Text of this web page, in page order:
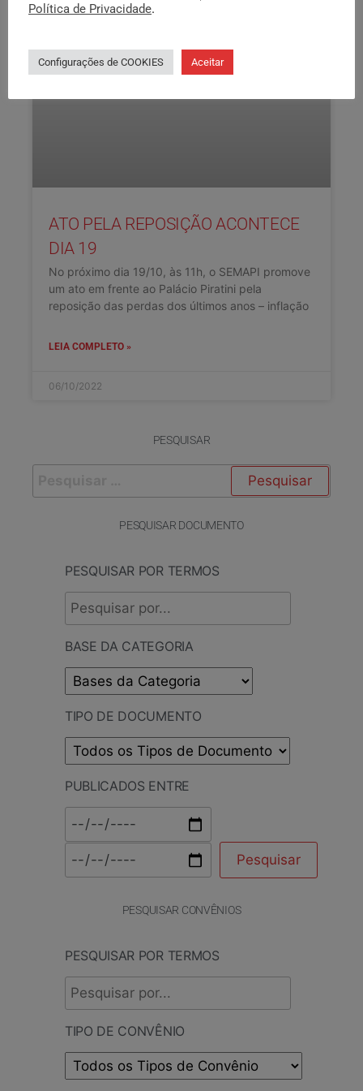
ATO PELA REPOSIÇÃO ACONTECE
DIA 19
No próximo dia 19/10, às 11h, o SEMAPI promove
um ato em frente ao Palácio Piratini pela
reposição das perdas dos últimos anos – inflação
LEIA COMPLETO »
06/10/2022
PESQUISAR
PESQUISAR DOCUMENTO
PESQUISAR POR TERMOS
BASE DA CATEGORIA
TIPO DE DOCUMENTO
PUBLICADOS ENTRE
PESQUISAR CONVÊNIOS
PESQUISAR POR TERMOS
TIPO DE CONVÊNIO
Política de Privacidade.
Configurações de COOKIES Aceitar